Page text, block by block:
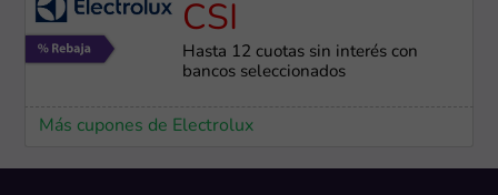
CSI
Hasta 12 cuotas sin interés con
bancos seleccionados
Más cupones de Electrolux